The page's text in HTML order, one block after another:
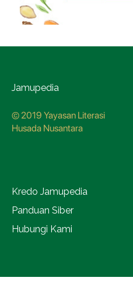
Jamupedia
© 2019 Yayasan Literasi
Husada Nusantara
Kredo Jamupedia
Panduan Siber
Hubungi Kami